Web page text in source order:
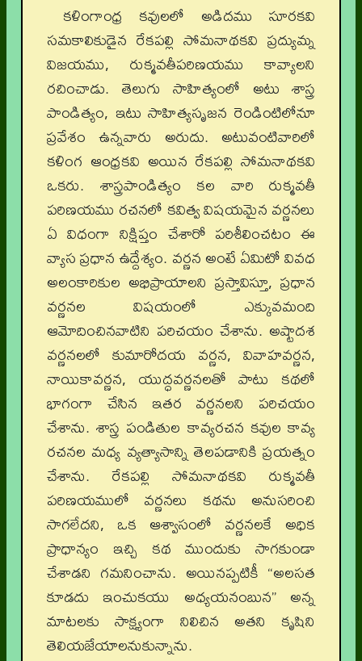
కళింగాంధ్ర కవులలో అడిదము సూరకవి
సమకాలికుడైన రేకపల్లి సోమనాథకవి ప్రద్యుమ్న
విజయము, రుక్మవతీపరిణయము కావ్యాలని
రచించాడు. తెలుగు సాహిత్యంలో అటు శాస్త్ర
పాండిత్యం, ఇటు సాహిత్యసృజన రెండింటిలోనూ
ప్రవేశం ఉన్నవారు అరుదు. అటువంటివారిలో
కళింగ ఆంధ్రకవి అయిన రేకపల్లి సోమనాథకవి
ఒకరు. శాస్త్రపాండిత్యం కల వారి రుక్మవతీ
పరిణయము రచనలో కవిత్వ విషయమైన వర్ణనలు
ఏ విధంగా నిక్షిప్తం చేశారో పరిశీలించటం ఈ
వ్యాస ప్రధాన ఉద్దేశ్యం. వర్ణన అంటే ఏమిటో వివధ
అలంకారికుల అభిప్రాయాలని ప్రస్తావిస్తూ, ప్రధాన
వర్ణనల విషయంలో ఎక్కువమంది
ఆమోదించినవాటిని పరిచయం చేశాను. అష్టాదశ
వర్ణనలలో కుమారోదయ వర్ణన, వివాహవర్ణన,
నాయికావర్ణన, యుద్ధవర్ణనలతో పాటు కథలో
భాగంగా చేసిన ఇతర వర్ణనలని పరిచయం
చేశాను. శాస్త్ర పండితుల కావ్యరచన కవుల కావ్య
రచనల మధ్య వ్యత్యాసాన్ని తెలపడానికి ప్రయత్నం
చేశాను. రేకపల్లి సోమనాథకవి రుక్మవతీ
పరిణయములో వర్ణనలు కథను అనుసరించి
సాగలేదని, ఒక ఆశ్వాసంలో వర్ణనలకే అధిక
ప్రాధాన్యం ఇచ్చి కథ ముందుకు సాగకుండా
చేశాడని గమనించాను. అయినప్పటికీ “అలసత
కూడదు ఇంచుకయు అధ్యయనంబున” అన్న
మాటలకు సాక్ష్యంగా నిలిచిన అతని కృషిని
తెలియజేయాలనుకున్నాను.